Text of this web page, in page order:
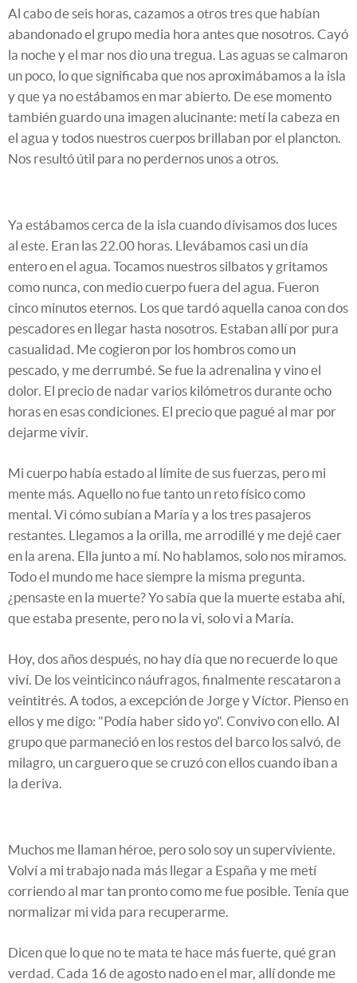
Al cabo de seis horas, cazamos a otros tres que habían
abandonado el grupo media hora antes que nosotros. Cayó
la noche y el mar nos dio una tregua. Las aguas se calmaron
un poco, lo que significaba que nos aproximábamos a la isla
y que ya no estábamos en mar abierto. De ese momento
también guardo una imagen alucinante: metí la cabeza en
el agua y todos nuestros cuerpos brillaban por el plancton.
Nos resultó útil para no perdernos unos a otros.
Ya estábamos cerca de la isla cuando divisamos dos luces
al este. Eran las 22.00 horas. Llevábamos casi un día
entero en el agua. Tocamos nuestros silbatos y gritamos
como nunca, con medio cuerpo fuera del agua. Fueron
cinco minutos eternos. Los que tardó aquella canoa con dos
pescadores en llegar hasta nosotros. Estaban allí por pura
casualidad. Me cogieron por los hombros como un
pescado, y me derrumbé. Se fue la adrenalina y vino el
dolor. El precio de nadar varios kilómetros durante ocho
horas en esas condiciones. El precio que pagué al mar por
dejarme vivir.
Mi cuerpo había estado al límite de sus fuerzas, pero mi
mente más. Aquello no fue tanto un reto físico como
mental. Vi cómo subían a María y a los tres pasajeros
restantes. Llegamos a la orilla, me arrodillé y me dejé caer
en la arena. Ella junto a mí. No hablamos, solo nos miramos.
Todo el mundo me hace siempre la misma pregunta.
¿pensaste en la muerte? Yo sabía que la muerte estaba ahí,
que estaba presente, pero no la vi, solo vi a María.
Hoy, dos años después, no hay día que no recuerde lo que
viví. De los veinticinco náufragos, finalmente rescataron a
veintitrés. A todos, a excepción de Jorge y Víctor. Pienso en
ellos y me digo: "Podía haber sido yo". Convivo con ello. Al
grupo que parmaneció en los restos del barco los salvó, de
milagro, un carguero que se cruzó con ellos cuando iban a
la deriva.
Muchos me llaman héroe, pero solo soy un superviviente.
Volví a mi trabajo nada más llegar a España y me metí
corriendo al mar tan pronto como me fue posible. Tenía que
normalizar mi vida para recuperarme.
Dicen que lo que no te mata te hace más fuerte, qué gran
verdad. Cada 16 de agosto nado en el mar, allí donde me